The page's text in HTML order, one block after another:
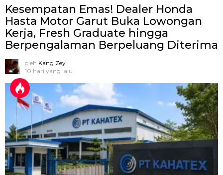
Kesempatan Emas! Dealer Honda
Hasta Motor Garut Buka Lowongan
Kerja, Fresh Graduate hingga
Berpengalaman Berpeluang Diterima
oleh Kang Zey
10 hari yang lalu